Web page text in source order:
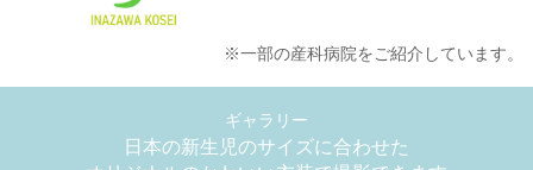
※一部の産科病院をご紹介しています。
ギャラリー
日本の新生児のサイズに合わせた